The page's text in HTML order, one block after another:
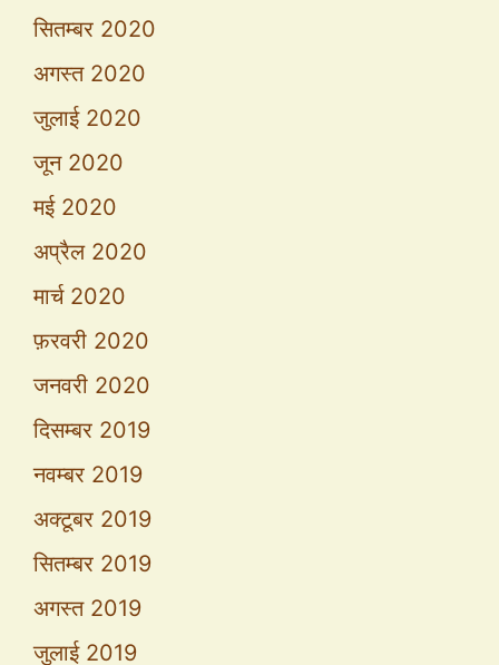
सितम्बर 2020
अगस्त 2020
जुलाई 2020
जून 2020
मई 2020
अप्रैल 2020
मार्च 2020
फ़रवरी 2020
जनवरी 2020
दिसम्बर 2019
नवम्बर 2019
अक्टूबर 2019
सितम्बर 2019
अगस्त 2019
जुलाई 2019